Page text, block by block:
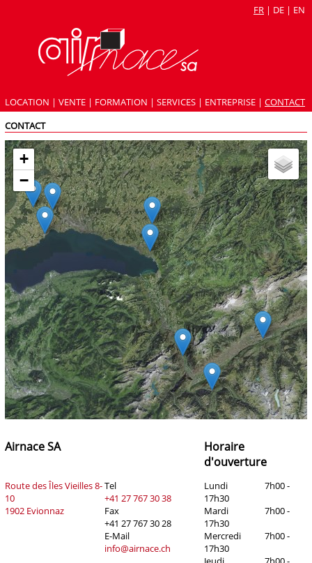
FR | DE | EN
LOCATION | VENTE | FORMATION | SERVICES | ENTREPRISE | CONTACT
CONTACT
+
−
Airnace SA
Horaire
d'ouverture
Route des Îles Vieilles 8-
10
1902 Evionnaz
Tel
+41 27 767 30 38
Fax
+41 27 767 30 28
E-Mail
info@airnace.ch
Lundi
7h00 -
17h30
Mardi
7h00 -
17h30
Mercredi
7h00 -
17h30